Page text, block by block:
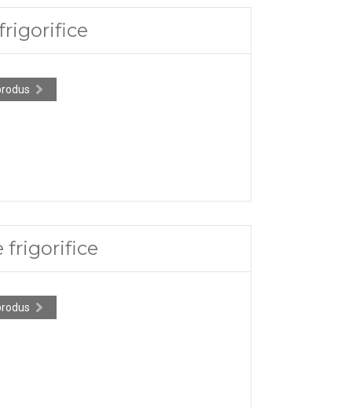
frigorifice